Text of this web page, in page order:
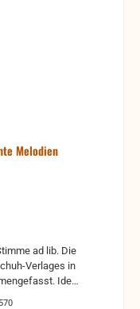
Melodien
ad lib. Die
Verlages in
Ideal